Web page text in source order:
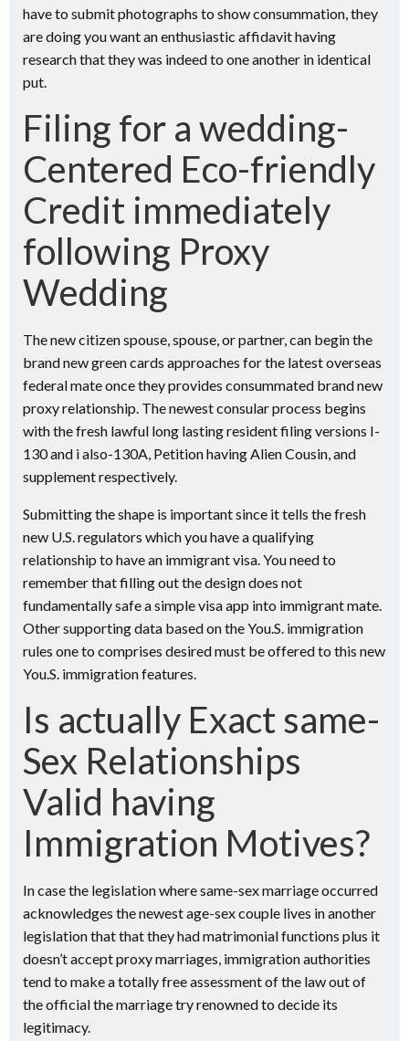
have to submit photographs to show consummation, they
are doing you want an enthusiastic affidavit having
research that they was indeed to one another in identical
put.
Filing for a wedding-
Centered Eco-friendly
Credit immediately
following Proxy
Wedding
The new citizen spouse, spouse, or partner, can begin the
brand new green cards approaches for the latest overseas
federal mate once they provides consummated brand new
proxy relationship. The newest consular process begins
with the fresh lawful long lasting resident filing versions I-
130 and i also-130A, Petition having Alien Cousin, and
supplement respectively.
Submitting the shape is important since it tells the fresh
new U.S. regulators which you have a qualifying
relationship to have an immigrant visa. You need to
remember that filling out the design does not
fundamentally safe a simple visa app into immigrant mate.
Other supporting data based on the You.S. immigration
rules one to comprises desired must be offered to this new
You.S. immigration features.
Is actually Exact same-
Sex Relationships
Valid having
Immigration Motives?
In case the legislation where same-sex marriage occurred
acknowledges the newest age-sex couple lives in another
legislation that that they had matrimonial functions plus it
doesn’t accept proxy marriages, immigration authorities
tend to make a totally free assessment of the law out of
the official the marriage try renowned to decide its
legitimacy.